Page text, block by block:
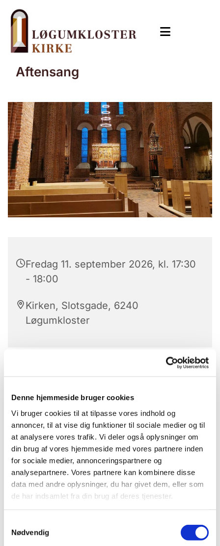
Denne hjemmeside bruger cookies
Vi bruger cookies til at tilpasse vores indhold og
annoncer, til at vise dig funktioner til sociale medier og til
at analysere vores trafik. Vi deler også oplysninger om
din brug af vores hjemmeside med vores partnere inden
for sociale medier, annonceringspartnere og
analysepartnere. Vores partnere kan kombinere disse
data med andre oplysninger, du har givet dem, eller som
de har indsamlet fra din brug af deres tjenester.
Nødvendig
Aftensang
Fredag 11. september 2026, kl. 17:30
- 18:00
Kirken, Slotsgade, 6240
Løgumkloster
Der er aftensang mandag til lørdag kl. 17.30 – 18 i
Løgumkloster Kirke.
Aftensangens forløb (med undtagelse af onsdag)
Præludium
1. salme
Læsning og bøn
2. salme
Velsignelse
Postludium